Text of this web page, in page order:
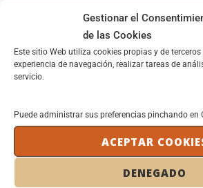
Gestionar el
de las Cookies
Este sitio Web utiliza cookies propias y de
experiencia de navegación, realizar tareas de
servicio.
Puede administrar sus preferencias pinchando en
ACEPTAR
DENEGADO
Si quieres generar compromiso
Sin valores no hay empresa,
valores y qué poco los
Si el código de conducta de tu
práctica, tíralo, no vale para nada
Algunos grandes retos para:
Prioridades en RH según BCG: